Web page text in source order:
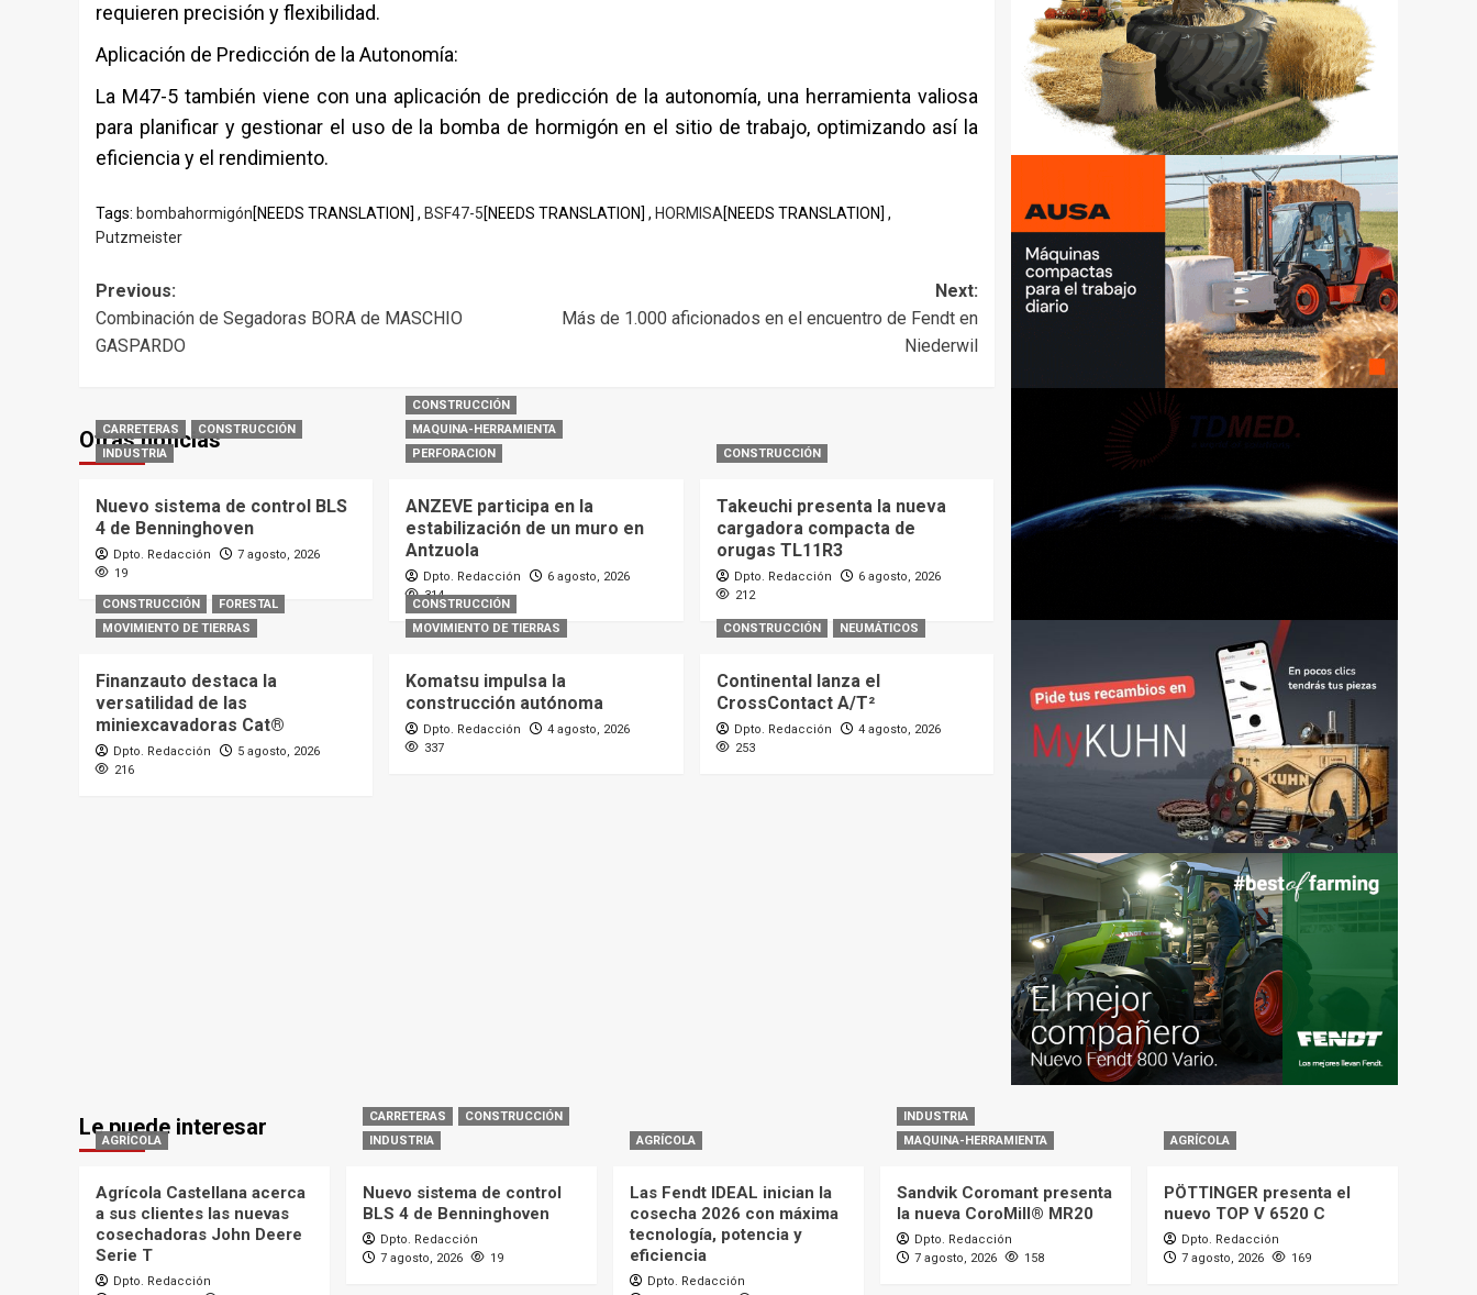
requieren precisión y flexibilidad.
Aplicación de Predicción de la Autonomía:
La M47-5 también viene con una aplicación de predicción de la autonomía, una herramienta valiosa
para planificar y gestionar el uso de la bomba de hormigón en el sitio de trabajo, optimizando así la
eficiencia y el rendimiento.
Tags: bombahormigón[NEEDS TRANSLATION] , BSF47-5[NEEDS TRANSLATION] , HORMISA[NEEDS TRANSLATION] ,
Putzmeister
Post
navigation
Previous:
Combinación de Segadoras BORA de MASCHIO
GASPARDO
Next:
Más de 1.000 aficionados en el encuentro de Fendt en
Niederwil
Otras noticias
CARRETERAS
CONSTRUCCIÓN
INDUSTRIA
Nuevo sistema de control BLS
4 de Benninghoven
Dpto. Redacción
7 agosto, 2026
19
CONSTRUCCIÓN
MAQUINA-HERRAMIENTA
PERFORACION
ANZEVE participa en la
estabilización de un muro en
Antzuola
Dpto. Redacción
6 agosto, 2026
314
CONSTRUCCIÓN
Takeuchi presenta la nueva
cargadora compacta de
orugas TL11R3
Dpto. Redacción
6 agosto, 2026
212
CONSTRUCCIÓN
FORESTAL
MOVIMIENTO DE TIERRAS
Finanzauto destaca la
versatilidad de las
miniexcavadoras Cat®
Dpto. Redacción
5 agosto, 2026
216
CONSTRUCCIÓN
MOVIMIENTO DE TIERRAS
Komatsu impulsa la
construcción autónoma
Dpto. Redacción
4 agosto, 2026
337
CONSTRUCCIÓN NEUMÁTICOS
Continental lanza el
CrossContact A/T²
Dpto. Redacción
4 agosto, 2026
253
Le puede interesar
AGRÍCOLA
Agrícola Castellana acerca
a sus clientes las nuevas
cosechadoras John Deere
Serie T
Dpto. Redacción
CARRETERAS
CONSTRUCCIÓN
INDUSTRIA
Nuevo sistema de control
BLS 4 de Benninghoven
Dpto. Redacción
7 agosto, 2026
19
AGRÍCOLA
Las Fendt IDEAL inician la
cosecha 2026 con máxima
tecnología, potencia y
eficiencia
Dpto. Redacción
INDUSTRIA
MAQUINA-HERRAMIENTA
Sandvik Coromant presenta
la nueva CoroMill® MR20
Dpto. Redacción
7 agosto, 2026
158
AGRÍCOLA
PÖTTINGER presenta el
nuevo TOP V 6520 C
Dpto. Redacción
7 agosto, 2026
169